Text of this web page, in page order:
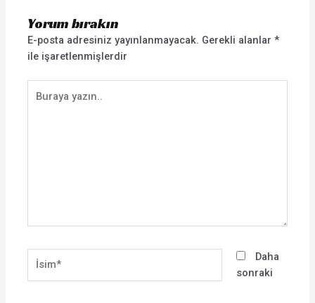
Yorum bırakın
E-posta adresiniz yayınlanmayacak. Gerekli alanlar*
ile işaretlenmişlerdir
yazın..
Daha
sonraki